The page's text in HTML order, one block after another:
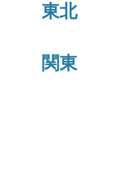
東北
関東